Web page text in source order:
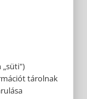
tárolnak